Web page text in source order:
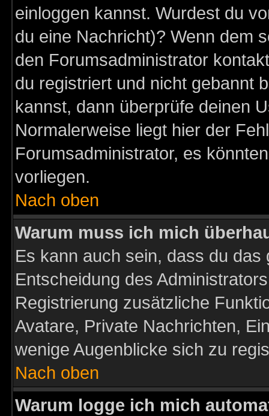
einloggen kannst. Wurdest du
du eine Nachricht)? Wenn dem
den Forumsadministrator
du registriert und nicht gebannt
kannst, dann überprüfe deinen
Normalerweise liegt hier der
Forumsadministrator, es
vorliegen.
Nach oben
Warum muss ich mich
Es kann auch sein, dass du
Entscheidung des
Registrierung zusätzliche
Avatare, Private Nachrichten,
wenige Augenblicke sich zu
Nach oben
Warum logge ich mich